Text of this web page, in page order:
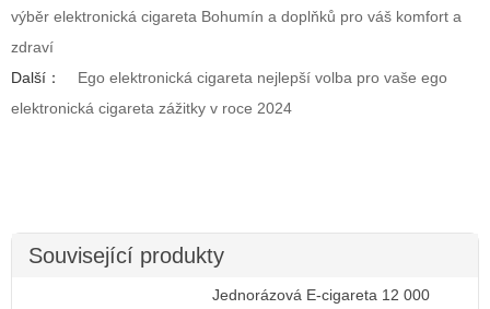
výběr elektronická cigareta Bohumín a doplňků pro váš komfort a
zdraví
Další：
Ego elektronická cigareta nejlepší volba pro vaše ego
elektronická cigareta zážitky v roce 2024
Související produkty
Jednorázová E-cigareta 12 000